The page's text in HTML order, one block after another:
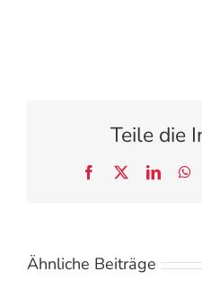
Teile die
Facebook
Ähnliche Beiträge